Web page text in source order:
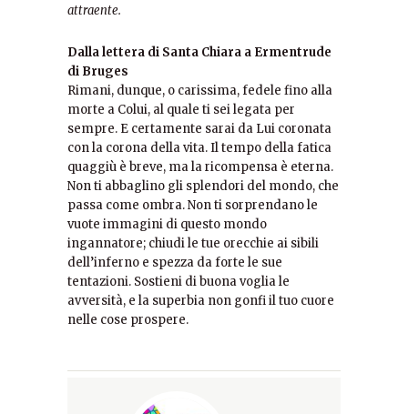
attraente.
Dalla lettera di Santa Chiara a Ermentrude
di Bruges
Rimani, dunque, o carissima, fedele fino alla
morte a Colui, al quale ti sei legata per
sempre. E certamente sarai da Lui coronata
con la corona della vita. Il tempo della fatica
quaggiù è breve, ma la ricompensa è eterna.
Non ti abbaglino gli splendori del mondo, che
passa come ombra. Non ti sorprendano le
vuote immagini di questo mondo
ingannatore; chiudi le tue orecchie ai sibili
dell’inferno e spezza da forte le sue
tentazioni. Sostieni di buona voglia le
avversità, e la superbia non gonfi il tuo cuore
nelle cose prospere.